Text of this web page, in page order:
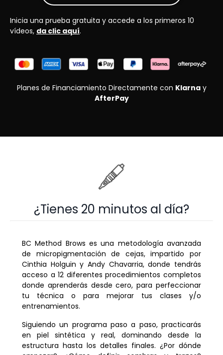
Inicia una prueba gratuita y accede a los primeros 10
vídeos, da clic aquí.
Planes de Financiamiento Directamente con Klarnay
AfterPay
¿Tienes 20 minutos al día?
BC Method Brows es una metodología avanzada
de micropigmentación de cejas, impartido por
Cinthia Holguin y Andy Chavarria, donde tendrás
acceso a 12 diferentes procedimientos completos
donde aprenderás desde cero, para perfeccionar
tu técnica o para mejorar tus clases y/o
entrenamientos.
Siguiendo un programa paso a paso, practicarás
en piel sintética y real, dominando desde la
estructura hasta los detalles finales. ¿Por dónde